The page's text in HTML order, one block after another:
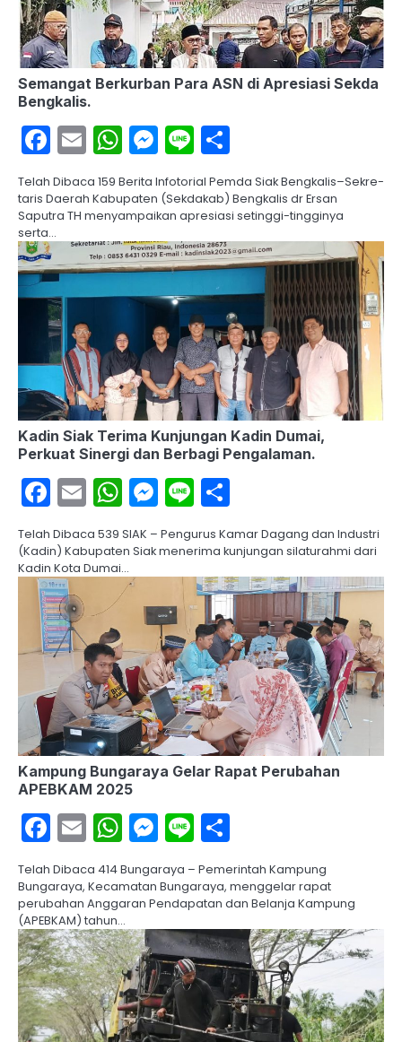
Semangat Berkurban Para ASN di Apresiasi Sekda
Bengkalis.
Facebook
EmailWhatsApp
Messenger
Line
Telah Dibaca 159 Berita Infotorial Pemda Siak Bengkalis–Sekre­
taris Daerah Kabupaten (Sek­dakab) Bengkalis dr Ersan
Saputra TH menyampaikan apresiasi setinggi-tingginya
serta…
Kadin Siak Terima Kunjungan Kadin Dumai,
Perkuat Sinergi dan Berbagi Pengalaman.
Facebook
EmailWhatsApp
Messenger
Line
Telah Dibaca 539 SIAK – Pengurus Kamar Dagang dan Industri
(Kadin) Kabupaten Siak menerima kunjungan silaturahmi dari
Kadin Kota Dumai…
Kampung Bungaraya Gelar Rapat Perubahan
APEBKAM 2025
Facebook
EmailWhatsApp
Messenger
Line
Telah Dibaca 414 Bungaraya – Pemerintah Kampung
Bungaraya, Kecamatan Bungaraya, menggelar rapat
perubahan Anggaran Pendapatan dan Belanja Kampung
(APEBKAM) tahun…